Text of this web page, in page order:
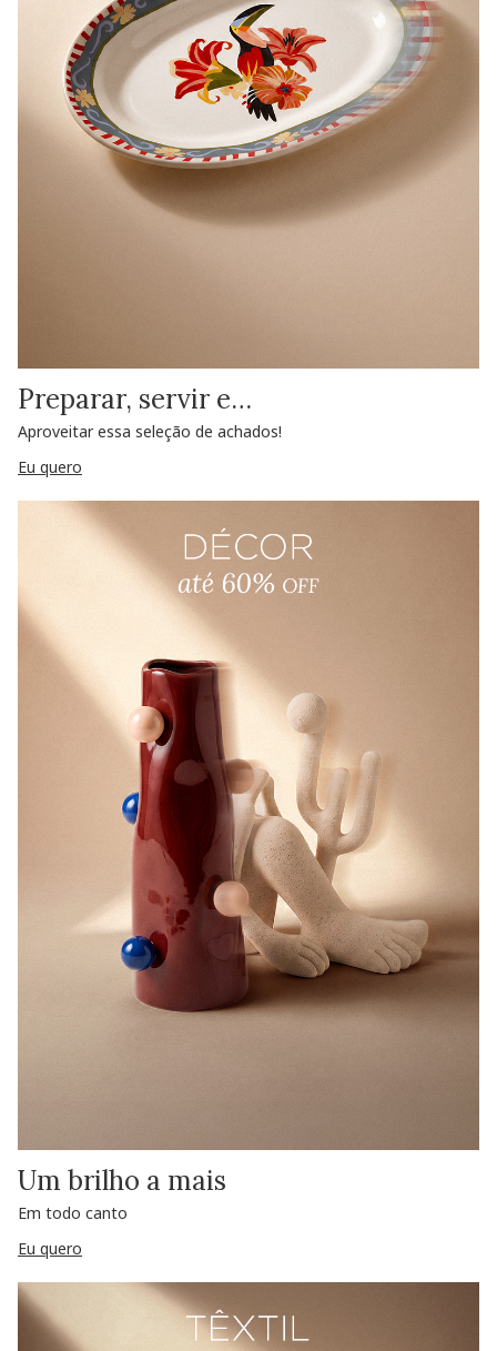
Preparar, servir e…
Aproveitar essa seleção de achados!
Eu quero
Um brilho a mais
Em todo canto
Eu quero